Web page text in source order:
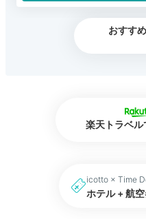
おすす
楽天トラベ
icotto × Time
ホテル + 航